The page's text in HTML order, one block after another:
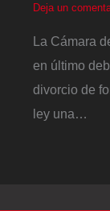
Deja un
La Cámara
en último
divorcio de
ley una…